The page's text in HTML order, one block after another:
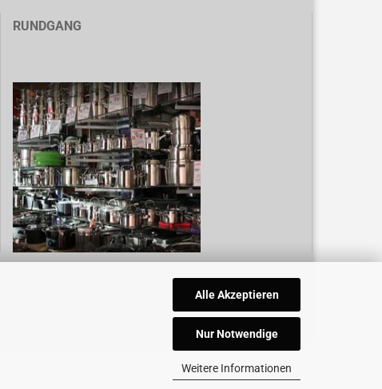
Alle Akzeptieren
Nur Notwendige
Weitere Informationen
RUNDGANG